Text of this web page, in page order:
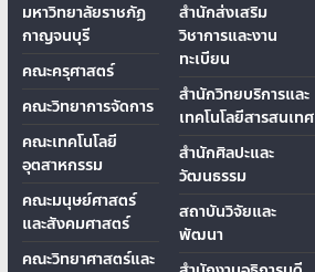
มหาวิทยาลัยราชภัฏ
กาญจนบุรี
คณะครุศาสตร์
คณะวิทยาการจัดการ
คณะเทคโนโลยี
อุตสาหกรรม
คณะมนุษย์ศาสตร์
และสังคมศาสตร์
คณะวิทยาศาสตร์และ
สำนักส่งเสริม
วิชาการและงาน
ทะเบียน
สำนักวิทยบริการและ
เทคโนโลยีสารสนเทศ
สำนักศิลปะและ
วัฒนธรรม
สถาบันวิจัยและ
พัฒนา